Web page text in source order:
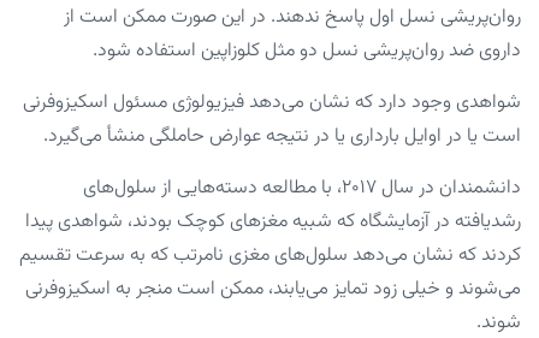
روان‌پریشی نسل اول پاسخ ندهند. در این صورت ممکن است از
داروی ضد روان‌پریشی نسل دو مثل کلوزاپین استفاده شود.
شواهدی وجود دارد که نشان می‌دهد فیزیولوژی مسئول اسکیزوفرنی
است یا در اوایل بارداری یا در نتیجه عوارض حاملگی منشأ می‌گیرد.
دانشمندان در سال ۲۰۱۷، با مطالعه دسته‌هایی از سلول‌های
رشدیافته در آزمایشگاه که شبیه مغزهای کوچک بودند، شواهدی پیدا
کردند که نشان می‌دهد سلول‌های مغزی نامرتب که به سرعت تقسیم
می‌شوند و خیلی زود تمایز می‌یابند، ممکن است منجر به اسکیزوفرنی
شوند.